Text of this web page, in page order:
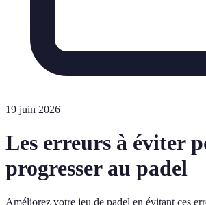
19 juin 2026
Les erreurs à éviter
progresser au padel
Améliorez votre jeu de padel en évitant ces